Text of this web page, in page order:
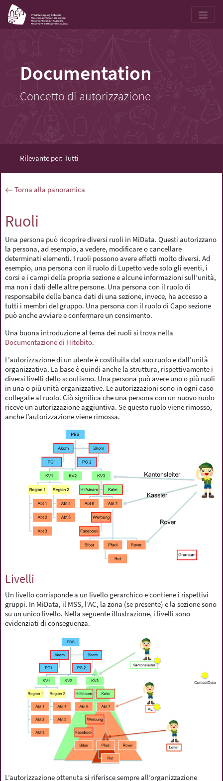
Documentation
Concetto di autorizzazione
Rilevante per: Tutti
Torna alla panoramica
Ruoli
Una persona può ricoprire diversi ruoli in MiData. Questi autorizzano
la persona, ad esempio, a vedere, modificare o cancellare
determinati elementi. I ruoli possono avere effetti molto diversi. Ad
esempio, una persona con il ruolo di Lupetto vede solo gli eventi, i
corsi e i campi della propria sezione e alcune informazioni sull’unità,
ma non i dati delle altre persone. Una persona con il ruolo di
responsabile della banca dati di una sezione, invece, ha accesso a
tutti i membri del gruppo. Una persona con il ruolo di Capo sezione
può anche avviare e confermare un censimento.
Una buona introduzione al tema dei ruoli si trova nella
Documentazione di Hitobito.
L’autorizzazione di un utente è costituita dal suo ruolo e dall’unità
organizzativa. La base è quindi anche la struttura, rispettivamente i
diversi livelli dello scoutismo. Una persona può avere uno o più ruoli
in una o più unità organizzative. Le autorizzazioni sono in ogni caso
collegate al ruolo. Ciò significa che una persona con un nuovo ruolo
riceve un’autorizzazione aggiuntiva. Se questo ruolo viene rimosso,
anche l’autorizzazione viene rimossa.
Livelli
Un livello corrisponde a un livello gerarchico e contiene i rispettivi
gruppi. In MiData, il MSS, l’AC, la zona (se presente) e la sezione sono
su un unico livello. Nella seguente illustrazione, i livelli sono
evidenziati di conseguenza.
L’autorizzazione ottenuta si riferisce sempre all’organizzazione